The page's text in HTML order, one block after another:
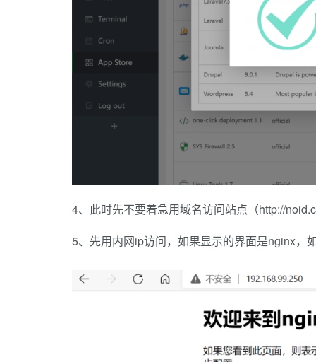
4、此时先不要着急用域名访问站点（http://
5、先用内网ip访问，如果显示的界面是nginx，